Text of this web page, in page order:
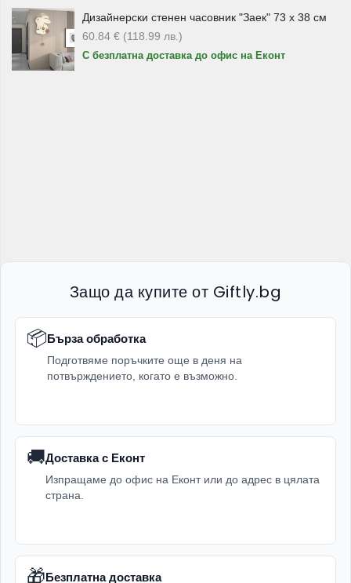
Дизайнерски стенен часовник "Заек" 73 х 38 см
60.84 € (118.99 лв. )
С безплатна доставка до офис на Еконт
Защо да купите от Giftly.bg
📦Бърза обработка
Подготвяме поръчките още в деня на
потвърждението, когато е възможно.
🚚Доставка с Еконт
Изпращаме до офис на Еконт или до адрес в цялата
страна.
🎁Безплатна доставка